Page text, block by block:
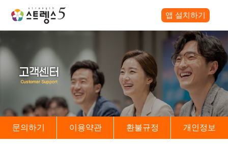
앱 설치하기
문의하기 이용약관 환불규정 개인정보